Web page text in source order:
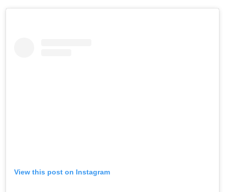
View this post on Instagram